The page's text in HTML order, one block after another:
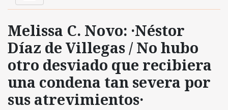
Melissa C. Novo: ·Néstor
Díaz de Villegas / No hubo
otro desviado que recibiera
una condena tan severa por
sus atrevimientos·